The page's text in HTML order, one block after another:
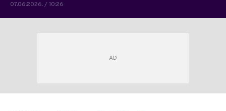
07.06.2026. / 10:26